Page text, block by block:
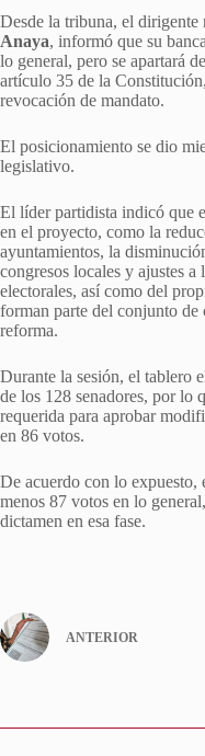
Desde la tribuna, el dirigente
Anaya, informó que su
lo general, pero se apartará
artículo 35 de la
revocación de mandato.
El posicionamiento se dio
legislativo.
El líder partidista indicó que
en el proyecto, como la
ayuntamientos, la
congresos locales y ajustes a
electorales, así como del
forman parte del conjunto de
reforma.
Durante la sesión, el tablero
de los 128 senadores, por lo
requerida para aprobar
en 86 votos.
De acuerdo con lo
menos 87 votos en lo
dictamen en esa fase.
ANTERIOR